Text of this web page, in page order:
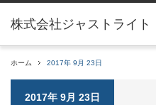
ホーム 2017年 9月 23日
2017年 9月 23日